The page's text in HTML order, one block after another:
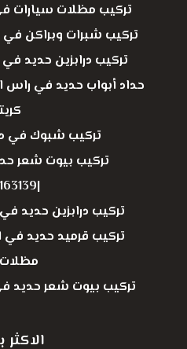
تركيب مظلات سيارات في عجمان
تركيب شبرات وبراكن في ام
تركيب درابزين حديد في
تركيب شبوك في دبي
تركيب بيوت شعر
|0503163139|
تركيب درابزين حديد في
تركيب بيوت شعر حديد في
الاكثر